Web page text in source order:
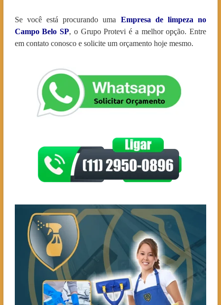
Se você está procurando uma
Empresa de limpeza no
Campo Belo SP, o Grupo Protevi é a melhor opção. Entre
em contato conosco e solicite um orçamento hoje mesmo.